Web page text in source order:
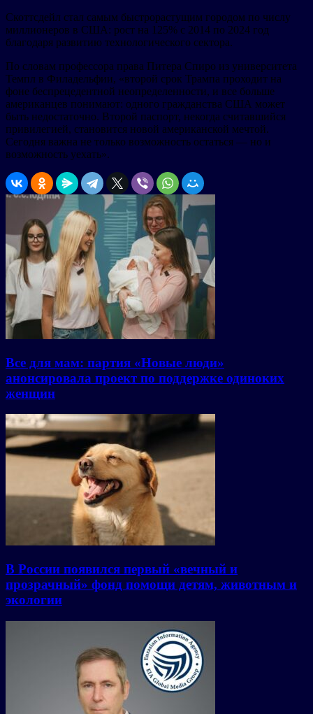
Скоттсдейл стал самым быстрорастущим городом по числу
миллионеров в США: рост на 125% с 2014 по 2024 год
благодаря развитию технологического сектора.
По словам профессора права Питера Спиро из университета
Темпл в Филадельфии, «второй срок Трампа проходит на
фоне беспрецедентной неопределенности, и все больше
американцев понимают: одного гражданства США может
быть недостаточно. Второй паспорт, некогда считавшийся
привилегией, становится новой американской мечтой.
Сегодня важна не только возможность остаться — но и
возможность уехать».
Все для мам: партия «Новые люди»
анонсировала проект по поддержке одиноких
женщин
В России появился первый «вечный и
прозрачный» фонд помощи детям, животным и
экологии